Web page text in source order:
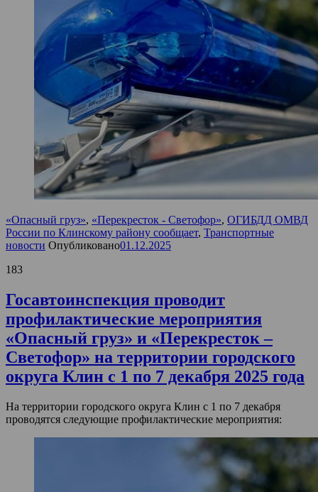
«Опасный груз», «Перекресток - Светофор», ОГИБДД ОМВД
России по Клинскому району сообщает, Транспортные
новости Опубликовано01.12.2025
183
Госавтоинспекция проводит
профилактические мероприятия
«Опасный груз» и «Перекресток –
Светофор» на территории городского
округа Клин с 1 по 7 декабря 2025 года
На территории городского округа Клин с 1 по 7 декабря
проводятся следующие профилактические мероприятия: